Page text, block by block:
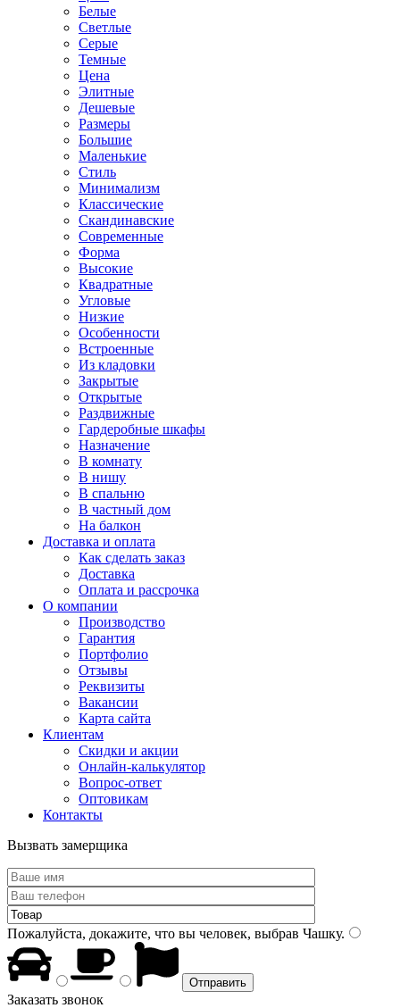
Белые
Светлые
Серые
Темные
Цена
Элитные
Дешевые
Размеры
Большие
Маленькие
Стиль
Минимализм
Классические
Скандинавские
Современные
Форма
Высокие
Квадратные
Угловые
Низкие
Особенности
Встроенные
Из кладовки
Закрытые
Открытые
Раздвижные
Гардеробные шкафы
Назначение
В комнату
В нишу
В спальню
В частный дом
На балкон
Доставка и оплата
Как сделать заказ
Доставка
Оплата и рассрочка
О компании
Производство
Гарантия
Портфолио
Отзывы
Реквизиты
Вакансии
Карта сайта
Клиентам
Скидки и акции
Онлайн-калькулятор
Вопрос-ответ
Оптовикам
Контакты
Вызвать замерщика
Пожалуйста, докажите, что вы человек, выбрав Чашку.
Заказать звонок